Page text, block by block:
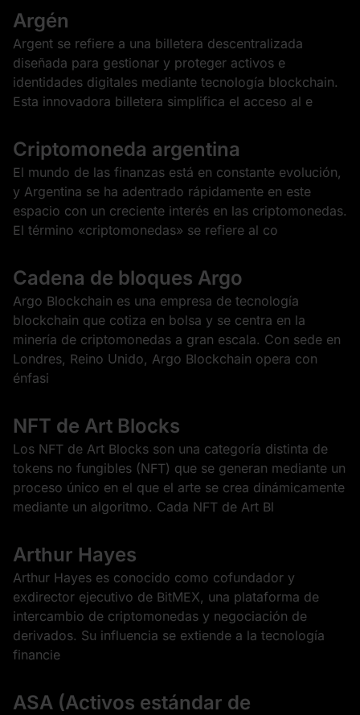
Argén
Argent se refiere a una billetera descentralizada
diseñada para gestionar y proteger activos e
identidades digitales mediante tecnología blockchain.
Esta innovadora billetera simplifica el acceso al e
Criptomoneda argentina
El mundo de las finanzas está en constante evolución,
y Argentina se ha adentrado rápidamente en este
espacio con un creciente interés en las criptomonedas.
El término «criptomonedas» se refiere al co
Cadena de bloques Argo
Argo Blockchain es una empresa de tecnología
blockchain que cotiza en bolsa y se centra en la
minería de criptomonedas a gran escala. Con sede en
Londres, Reino Unido, Argo Blockchain opera con
énfasi
NFT de Art Blocks
Los NFT de Art Blocks son una categoría distinta de
tokens no fungibles (NFT) que se generan mediante un
proceso único en el que el arte se crea dinámicamente
mediante un algoritmo. Cada NFT de Art Bl
Arthur Hayes
Arthur Hayes es conocido como cofundador y
exdirector ejecutivo de BitMEX, una plataforma de
intercambio de criptomonedas y negociación de
derivados. Su influencia se extiende a la tecnología
financie
ASA (Activos estándar de